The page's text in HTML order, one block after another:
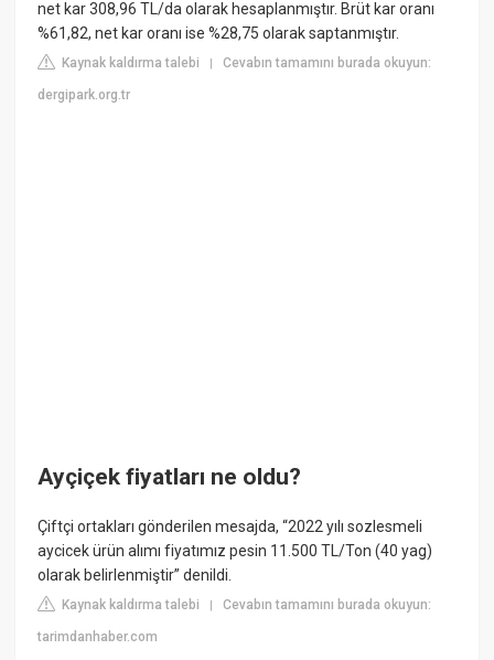
net kar 308,96 TL/da olarak hesaplanmıştır. Brüt kar oranı
%61,82, net kar oranı ise %28,75 olarak saptanmıştır.
Kaynak kaldırma talebi |Cevabın tamamını burada okuyun:
dergipark.org.tr
Ayçiçek fiyatları ne oldu?
Çiftçi ortakları gönderilen mesajda, “2022 yılı sozlesmeli
aycicek ürün alımı fiyatımız pesin 11.500 TL/Ton (40 yag)
olarak belirlenmiştir” denildi.
Kaynak kaldırma talebi |Cevabın tamamını burada okuyun:
tarimdanhaber.com